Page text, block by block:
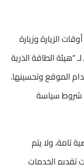
الزيارة وزيارة
“هيئة الطاقة الذرية
الموقع وتحسينها.
شروط سياسة
تامة، ولا يتم
تقديم الخدمات